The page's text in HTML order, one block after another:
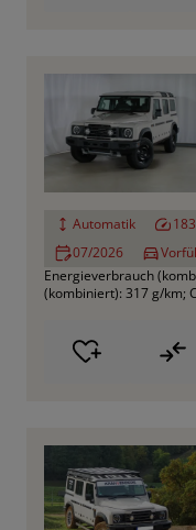
Automatik
07/2026
Energieverbrauch
(kombiniert): 317 g/km;